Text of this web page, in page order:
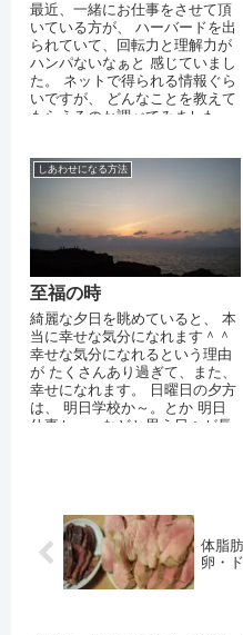
最近、一緒にお仕事をさせて頂
いている方が、 ハーバードを出
られていて、回転力と理解力が
ハンパないなぁと 感じていまし
た。 ネットで得られる情報ぐら
いですが、 どんなことを教えて
もらえるのか調べてみました。
しあわせになる方法
至福の時
綺麗な夕日を眺めていると、 本
当に幸せな気分になれます＾＾
幸せな気分になれるという理由
が たくさんあり過ぎて、また、
幸せになれます。 日曜日の夕方
は、 明日学校か～。とか 明日
仕事か～。などと思う日々が長
体脂
卵・